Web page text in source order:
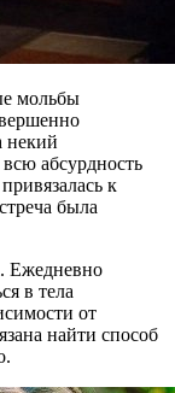
мольбы
некий
абсурдность
к
была
Ежедневно
в тела
от
найти способ